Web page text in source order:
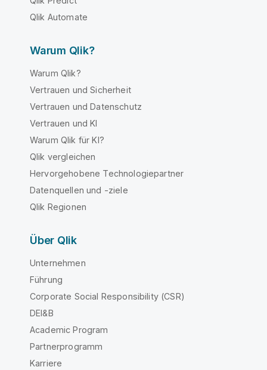
Qlik Automate
Warum Qlik?
Warum Qlik?
Vertrauen und Sicherheit
Vertrauen und Datenschutz
Vertrauen und KI
Warum Qlik für KI?
Qlik vergleichen
Hervorgehobene Technologiepartner
Datenquellen und -ziele
Qlik Regionen
Über Qlik
Unternehmen
Führung
Corporate Social Responsibility (CSR)
DEI&B
Academic Program
Partnerprogramm
Karriere